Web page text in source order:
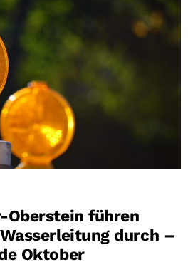
Oberstein führen
durch –
Oktober